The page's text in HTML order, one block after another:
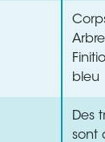
bleu
Des
sont